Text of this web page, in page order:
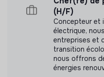
(H/F)
Concepteur et
électrique,
entreprises et
transition
nous offrons
énergies